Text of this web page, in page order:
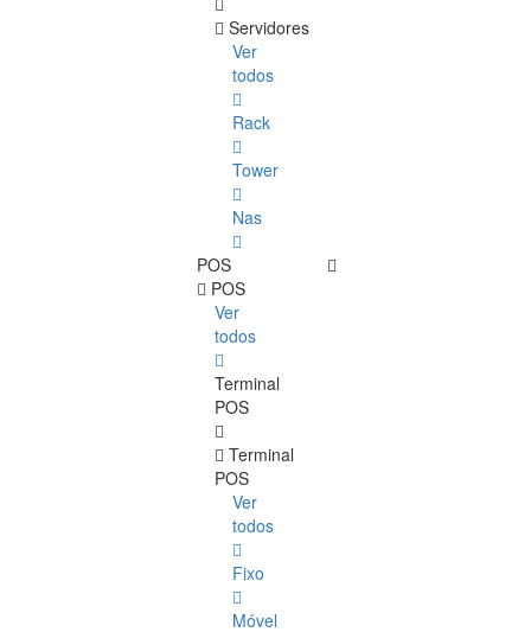
Servidores
Ver
todos
Rack
Tower
Nas
POS
POS
Ver
todos
Terminal
POS
Terminal
POS
Ver
todos
Fixo
Móvel